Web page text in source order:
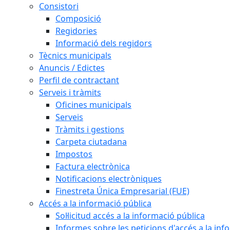
Consistori
Composició
Regidories
Informació dels regidors
Tècnics municipals
Anuncis / Edictes
Perfil de contractant
Serveis i tràmits
Oficines municipals
Serveis
Tràmits i gestions
Carpeta ciutadana
Impostos
Factura electrònica
Notificacions electròniques
Finestreta Única Empresarial (FUE)
Accés a la informació pública
Sol·licitud accés a la informació pública